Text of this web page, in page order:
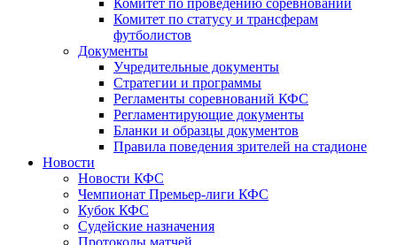
Комитет по проведению соревнований
Комитет по статусу и трансферам
футболистов
Документы
Учредительные документы
Стратегии и программы
Регламенты соревнований КФС
Регламентирующие документы
Бланки и образцы документов
Правила поведения зрителей на стадионе
Новости
Новости КФС
Чемпионат Премьер-лиги КФС
Кубок КФС
Судейские назначения
Протоколы матчей